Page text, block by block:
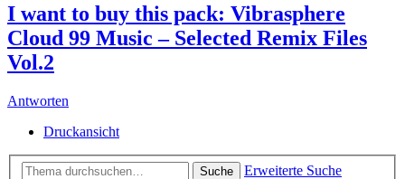
I want to buy this pack: Vibrasphere
Cloud 99 Music – Selected Remix Files
Vol.2
Antworten
Druckansicht
Suche
Erweiterte Suche